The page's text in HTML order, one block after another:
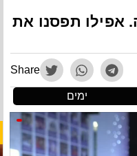
הבימה. אפילו תפסנו את
Share
ימים